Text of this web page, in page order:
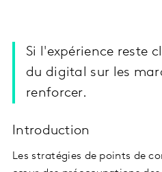
Si l'expérience reste
du digital sur les
renforcer.
Introduction
Les stratégies de points de